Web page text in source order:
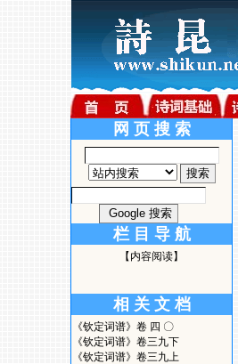
网 页 搜 索
栏 目 导 航
【内容阅读】
相 关 文 档
《钦定词谱》卷 四 〇
《钦定词谱》卷三九下
《钦定词谱》卷三九上